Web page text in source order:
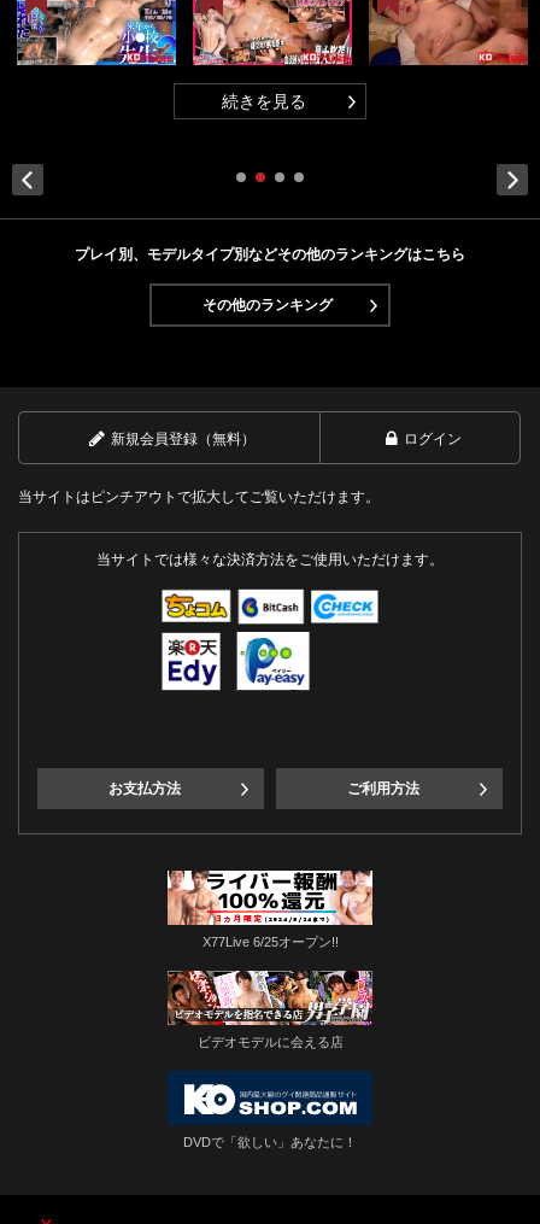
続きを見る
プレイ別、モデルタイプ別などその他のランキングはこちら
その他のランキング
新規会員登録（無料） ログイン
当サイトはピンチアウトで拡大してご覧いただけます。
当サイトでは様々な決済方法をご使用いただけます。
お支払方法 ご利用方法
X77Live 6/25オープン!!
ビデオモデルに会える店
DVDで「欲しい」あなたに！